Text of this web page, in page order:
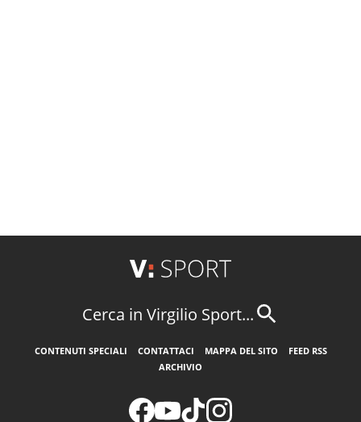
Cerca in Virgilio Sport...
CONTENUTI SPECIALI CONTATTACI MAPPA DEL SITO
FEED RSS
ARCHIVIO